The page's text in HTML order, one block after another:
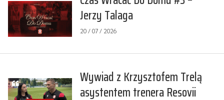
Jerzy Talaga
20 / 07 / 2026
Wywiad z Krzysztofem Trelą
asystentem trenera Resovii